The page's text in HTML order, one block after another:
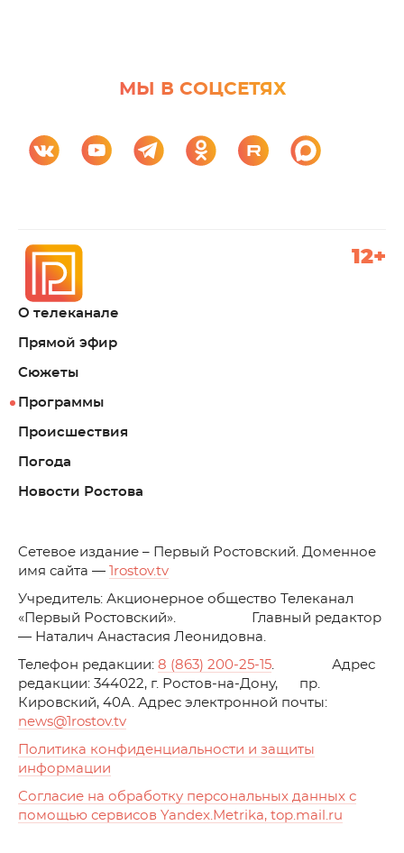
МЫ В СОЦСЕТЯХ
О телеканале
Прямой эфир
Сюжеты
Программы
Происшествия
Погода
Новости Ростова
12+
Cетевое издание – Первый Ростовский. Доменное
имя сайта —
1rostov.tv
Учредитель: Акционерное общество Телеканал
«Первый Ростовский». Главный редактор
— Наталич Анастасия Леонидовна.
Телефон редакции: 8 (863) 200-25-15. Адрес
редакции: 344022, г. Ростов-на-Дону, пр.
Кировский, 40А. Адрес электронной почты:
news@1rostov.tv
Политика конфиденциальности и защиты
информации
Согласие на обработку персональных данных с
помощью сервисов Yandex.Metrika, top.mail.ru